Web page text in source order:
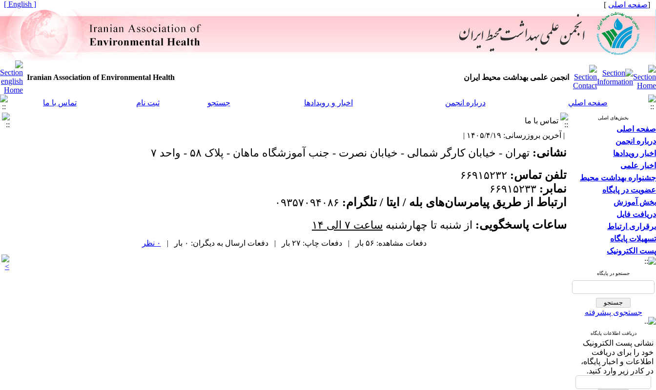
[صفحه اصلی ]
[ English ]
انجمن علمی بهداشت محیط ایران Iranian Association of Environmental Health
صفحه اصلي درباره انجمن اخبار و رویدادها جستجو ثبت نام تماس با ما
بخش‌های اصلی
صفحه اصلی
درباره انجمن
اخبار رویدادها
اخبار علمی
جشنواره بهداشت محیط
عضویت در پایگاه
بخش آموزش
دریافت فایل
برقراری ارتباط
تسهیلات پایگاه
پست الکترونیک
جستجو در پایگاه
جستجوی پیشرفته
دریافت اطلاعات پایگاه
نشانی پست الکترونیک
خود را برای دریافت
اطلاعات و اخبار پایگاه،
در کادر زیر وارد کنید.
تماس با ما
| آخرین بروزرسانی: ۱۴۰۵/۴/۱۹ |
نشانی: تهران - خیابان کارگر شمالی - خیابان نصرت - جنب آموزشگاه ماهان - پلاک ۵۸ - واحد ۷
تلفن تماس:
نمابر: ۶۶۹۱۵۲۳۳
ارتباط از طریق پیامرسان‌های بله / ایتا / تلگرام:
ساعات پاسخگویی: از شنبه تا چهارشنبه ساعت ۷ الی ۱۴
دفعات مشاهده: ۵۶ بار | دفعات چاپ: ۲۷ بار | دفعات ارسال به دیگران: ۰ بار | ۰ نظر